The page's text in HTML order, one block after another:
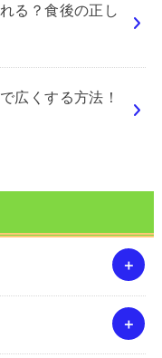
る？食後の正し
広くする方法！